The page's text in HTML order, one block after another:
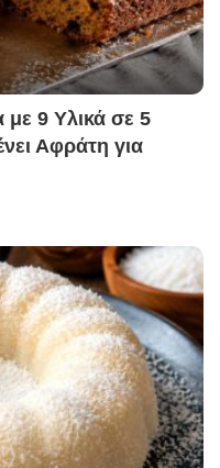
9 Υλικά σε 5
Αφράτη για